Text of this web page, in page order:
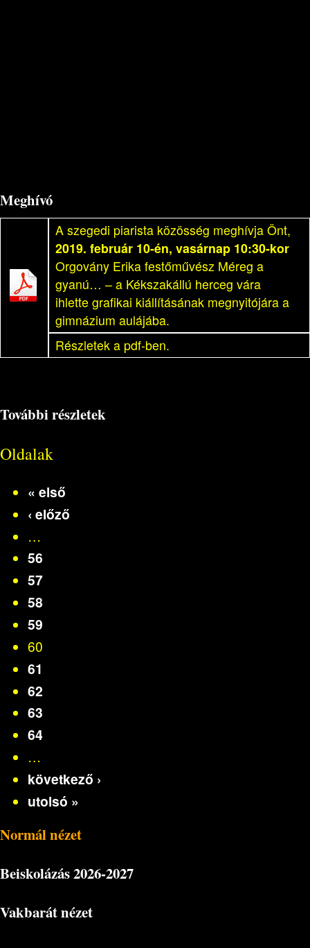
Meghívó
A szegedi piarista közösség meghívja Önt,
2019. február 10-én, vasárnap 10:30-kor
Orgovány Erika festőművész Méreg a
gyanú… – a Kékszakállú herceg vára
ihlette grafikai kiállításának megnyitójára a
gimnázium aulájába.
Részletek a pdf-ben.
További részletek
Oldalak
« első
‹ előző
…
56
57
58
59
60
61
62
63
64
…
következő ›
utolsó »
Normál nézet
Beiskolázás2026-2027
Vakbarát nézet